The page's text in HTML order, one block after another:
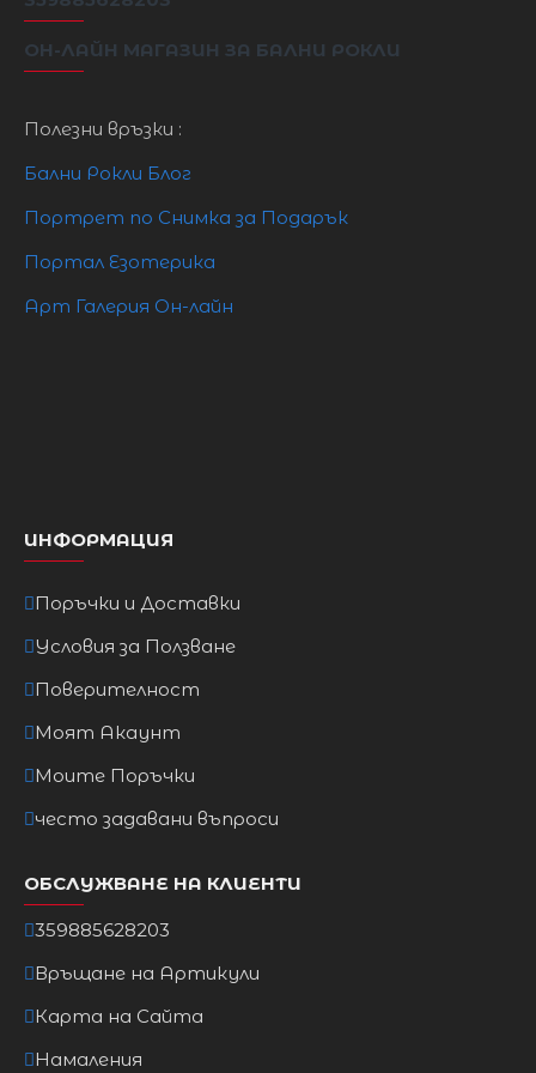
XL
ОН-ЛАЙН МАГАЗИН ЗА БАЛНИ РОКЛИ
Полезни връзки :
Бални Рокли Блог
Портрет по Снимка за Подарък
Портал Езотерика
Арт Галерия Он-лайн
ИНФОРМАЦИЯ
Поръчки и Доставки
Условия за Ползване
Поверителност
Моят Акаунт
Моите Поръчки
често задавани въпроси
ОБСЛУЖВАНЕ НА КЛИЕНТИ
359885628203
Връщане на Артикули
Карта на Сайта
Намаления